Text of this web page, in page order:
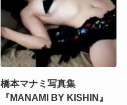
橋本マナミ写真集
『MANAMI BY KISHIN』